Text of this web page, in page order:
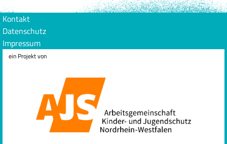
Kontakt
Datenschutz
Impressum
ein Projekt von